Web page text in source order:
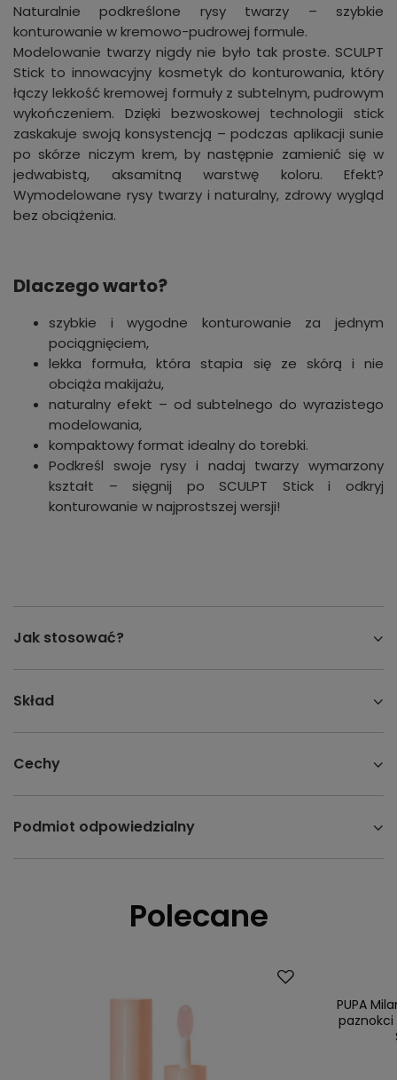
Naturalnie podkreślone rysy twarzy – szybkie
konturowanie w kremowo-pudrowej formule.
Modelowanie twarzy nigdy nie było tak proste. SCULPT
Stick to innowacyjny kosmetyk do konturowania, który
łączy lekkość kremowej formuły z subtelnym, pudrowym
wykończeniem. Dzięki bezwoskowej technologii stick
zaskakuje swoją konsystencją – podczas aplikacji sunie
po skórze niczym krem, by następnie zamienić się w
jedwabistą, aksamitną warstwę koloru. Efekt?
Wymodelowane rysy twarzy i naturalny, zdrowy wygląd
bez obciążenia.
Dlaczego warto?
szybkie i wygodne konturowanie za jednym
pociągnięciem,
lekka formuła, która stapia się ze skórą i nie
obciąża makijażu,
naturalny efekt – od subtelnego do wyrazistego
modelowania,
kompaktowy format idealny do torebki.
Podkreśl swoje rysy i nadaj twarzy wymarzony
kształt – sięgnij po SCULPT Stick i odkryj
konturowanie w najprostszej wersji!
Jak stosować?
Skład
Cechy
Podmiot odpowiedzialny
Polecane
PUPA